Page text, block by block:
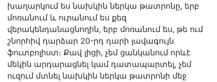
խաղարկում ես նախկին ներկա թատրոնը, երբ
մոռանում և ուրանում ես քեզ
վերակենդանացնողին, երբ մոռանում ես, թե ում
շնորհիվ դարձար 20-րդ դարի լավագույն
ֆուտբոլիստ։ Քավ լիցի, չեմ ցանկանում որևէ
մեկին արդարացնել կամ դատապարտել, չեմ
ուզում մտնել նախկին ներկա թատրոնի մեջ